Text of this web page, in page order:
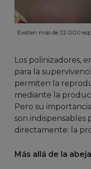
Existen más de 22.000
Los polinizadores,
para la
permiten la
mediante la
Pero su
son indispensables
directamente: la
Más allá de la